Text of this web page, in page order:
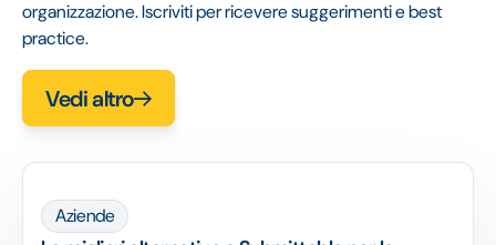
organizzazione. Iscriviti per ricevere suggerimenti e best
practice.
Vedi altro
Aziende